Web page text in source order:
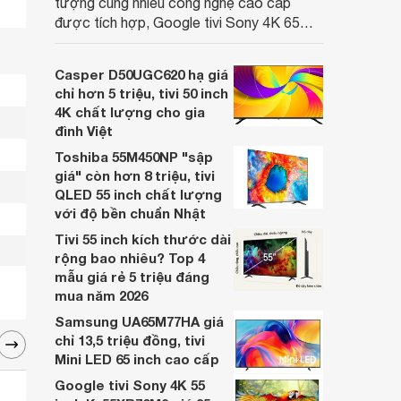
được tích hợp, Google tivi Sony 4K 65
nhiều cửa hàng điện máy giảm giá sâu.
Casper D50UGC620 hạ giá
chỉ hơn 5 triệu, tivi 50 inch
4K chất lượng cho gia
đình Việt
Toshiba 55M450NP "sập
giá" còn hơn 8 triệu, tivi
QLED 55 inch chất lượng
với độ bền chuẩn Nhật
Tivi 55 inch kích thước dài
rộng bao nhiêu? Top 4
mẫu giá rẻ 5 triệu đáng
mua năm 2026
Samsung UA65M77HA giá
chỉ 13,5 triệu đồng, tivi
Mini LED 65 inch cao cấp
Google tivi Sony 4K 55